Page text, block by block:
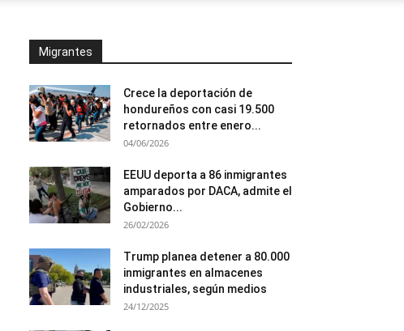
Migrantes
Crece la deportación de
hondureños con casi 19.500
retornados entre enero...
04/06/2026
EEUU deporta a 86 inmigrantes
amparados por DACA, admite el
Gobierno...
26/02/2026
Trump planea detener a 80.000
inmigrantes en almacenes
industriales, según medios
24/12/2025